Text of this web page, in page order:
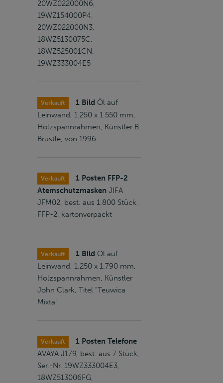
20WZ022000N6,
19WZ154000P4,
20WZ022000N3,
18WZ5130075C,
18WZ525001CN,
19WZ333004E5
Verkauft 1 Bild Öl auf
Leinwand, 1.250 x 1.550 mm,
Holzspannrahmen, Künstler B.
Brüstle, von 1996
Verkauft
1 Posten FFP-2
Atemschutzmasken JIFA
JFM02, best. aus 1.800 Stück,
FFP-2, kartonverpackt
Verkauft 1 Bild Öl auf
Leinwand, 1.250 x 1.790 mm,
Holzspannrahmen, Künstler
John Clark, Titel "Teuwica
Mixta"
Verkauft
1 Posten Telefone
AVAYA J179, best. aus 7 Stück,
Ser.-Nr. 19WZ333004E3,
18WZ513006FG,